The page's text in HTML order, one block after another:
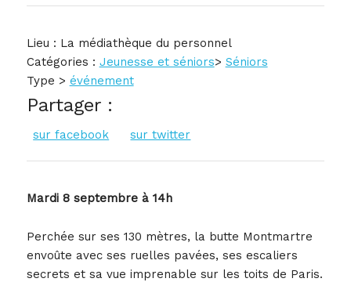
Lieu : La médiathèque du personnel
Catégories : Jeunesse et séniors> Séniors
Type > événement
Partager :
sur facebook sur twitter
Mardi 8 septembre à 14h
Perchée sur ses 130 mètres, la butte Montmartre
envoûte avec ses ruelles pavées, ses escaliers
secrets et sa vue imprenable sur les toits de Paris.